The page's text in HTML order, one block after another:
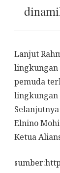
Lanjut
lingkungan
pemuda
lingkungan
Elnino
Ketua